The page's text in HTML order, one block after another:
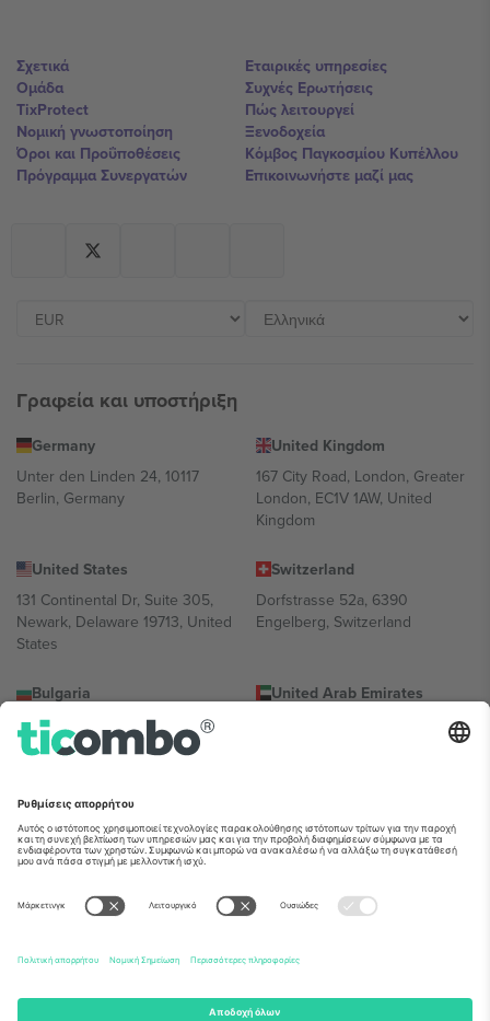
Σχετικά
Ομάδα
TixProtect
Νομική γνωστοποίηση
Όροι και Προΰποθέσεις
Πρόγραμμα Συνεργατών
Εταιρικές υπηρεσίες
Συχνές Ερωτήσεις
Πώς λειτουργεί
Ξενοδοχεία
Κόμβος Παγκοσμίου Κυπέλλου
Επικοινωνήστε μαζί μας
Γραφεία και υποστήριξη
Germany
Unter den Linden 24, 10117
Berlin, Germany
United Kingdom
167 City Road, London, Greater
London, EC1V 1AW, United
Kingdom
United States
131 Continental Dr, Suite 305,
Newark, Delaware 19713, United
States
Switzerland
Dorfstrasse 52a, 6390
Engelberg, Switzerland
Bulgaria
Regus Sofia City West, bul
Totleben 53-55, 1606 Sofia,
United Arab Emirates
UAE Dubai Silicon Oasis, DDP
Building A1, Office 302, Dubai,
Mexico
Av Chapultepec 360, Roma
Norte, Cuauhtémoc, 06700
Ciudad de México, CDMX,
Mexico
Η νομική οντότητα του παρόχου πλατφόρμας ενδέχεται να
τομέα. Για λεπτομέρειες ανατρέξτε στη σελίδα της συγκεκριμένης